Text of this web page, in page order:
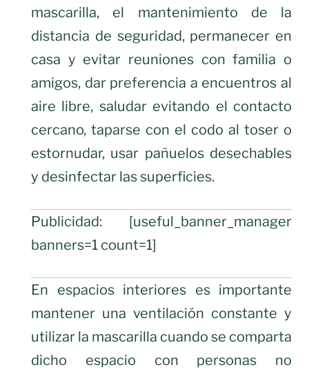
mascarilla, el mantenimiento de la
distancia de seguridad, permanecer en
casa y evitar reuniones con familia o
amigos, dar preferencia a encuentros al
aire libre, saludar evitando el contacto
cercano, taparse con el codo al toser o
estornudar, usar pañuelos desechables
y desinfectar las superficies.
Publicidad: [useful_banner_manager
banners=1 count=1]
En espacios interiores es importante
mantener una ventilación constante y
utilizar la mascarilla cuando se comparta
dicho espacio con personas no